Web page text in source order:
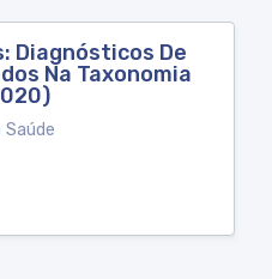
Diagnósticos De
Na Taxonomia